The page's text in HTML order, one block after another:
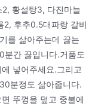
황설탕3, 다진마늘
2, 후추0.5대파랑 갈비
를 삶아주는데 끓는
분간 끓입니다.거품도
넣어주세요.그리고
분정도 삶아줍니다.
뚜껑을 덮고 중불에